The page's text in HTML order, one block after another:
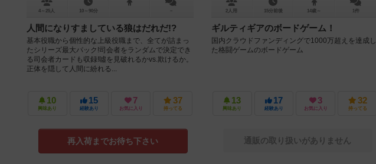
4～25人 10～90分 －
人間になりすましている狼はだれだ!?
基本役職から個性的な上級役職まで、全てが詰まっ
たシリーズ最大パック!司会者をランダムで決定でき
る司会者カードも収録!噓を見破れるかvs.欺けるか。
正体を隠して人間に紛れる...
10
興味あり
15
経験あり
7
お気に入り
37
持ってる
再入荷までお待ち下さい
2人用 15分前後 14歳～ 1件
ギルティギアのボードゲーム！
国内クラウドファンディングで1000万超えを達成し
た格闘ゲームのボードゲーム
13
興味あり
17
経験あり
3
お気に入り
32
持ってる
通販の取り扱いがありません